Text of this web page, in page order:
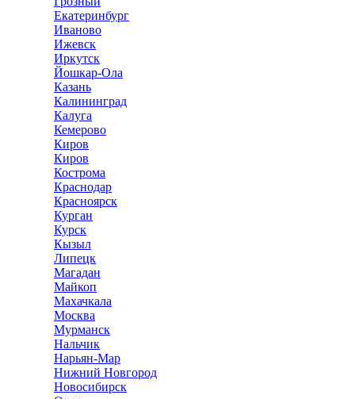
Екатеринбург
Иваново
Ижевск
Иркутск
Йошкар-Ола
Казань
Калининград
Калуга
Кемерово
Киров
Киров
Кострома
Краснодар
Красноярск
Курган
Курск
Кызыл
Липецк
Магадан
Майкоп
Махачкала
Москва
Мурманск
Нальчик
Нарьян-Мар
Нижний Новгород
Новосибирск